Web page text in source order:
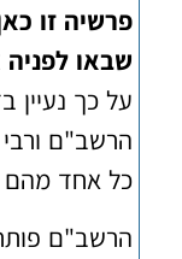
פרשיה זו
שבאו
על כך נעיין
הרשב"ם
כל אחד מהם
הרשב"ם